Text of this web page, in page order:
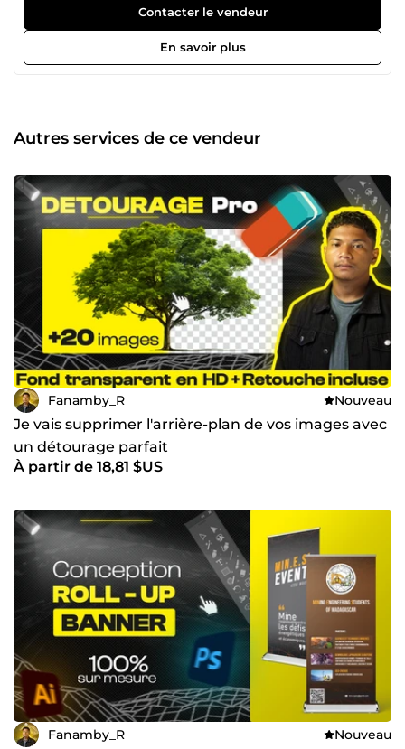
simplicité. N’hésitez pas à me contacter pour donner vie à
votre image de marque !
Contacter le vendeur
En savoir plus
Autres services de ce vendeur
Fanamby_R Nouveau
Je vais supprimer l'arrière-plan de vos images avec
un détourage parfait
À partir de 18,81 $US
Fanamby_R Nouveau